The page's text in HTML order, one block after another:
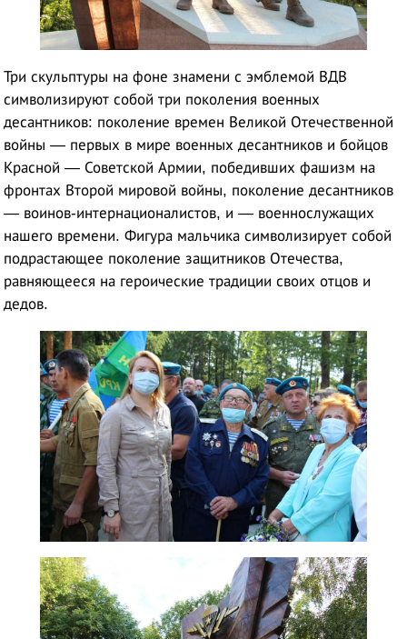
Три скульптуры на фоне знамени с эмблемой ВДВ
символизируют собой три поколения военных
десантников: поколение времен Великой Отечественной
войны — первых в мире военных десантников и бойцов
Красной — Советской Армии, победивших фашизм на
фронтах Второй мировой войны, поколение десантников
— воинов-интернационалистов, и — военнослужащих
нашего времени. Фигура мальчика символизирует собой
подрастающее поколение защитников Отечества,
равняющееся на героические традиции своих отцов и
дедов.